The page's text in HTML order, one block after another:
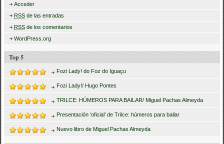
Acceder
RSS de las entradas
RSS de los comentarios
WordPress.org
Top 5
Fozi Lady! do Foz do Iguaçu
Fozi Lady!/ Hugo Pontes
TRILCE: HÚMEROS PARA BAILAR/ Miguel Pachas Almeyda
Presentación ‘oficial’ de Trilce: húmeros para bailar
Nuevo libro de Miguel Pachas Almeyda